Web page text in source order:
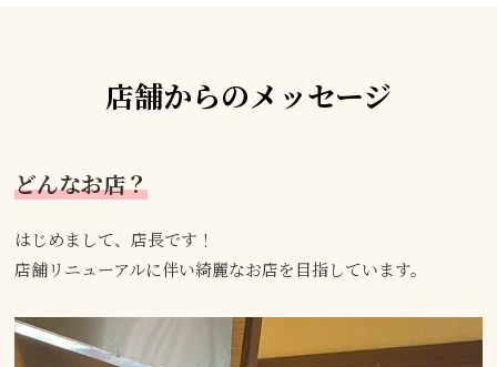
店舗からのメッセージ
どんなお店？
はじめまして、店長です！
店舗リニューアルに伴い綺麗なお店を目指しています。